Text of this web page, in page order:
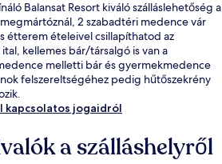
Balansat Resort kiváló szálláslehetőség a
2 szabadtéri medence vár
étterem ételeivel csillapíthatod az
kellemes bár/társalgó is van a
melletti bár és gyermekmedence
felszereltségéhez pedig hűtőszekrény
kapcsolatos jogaidról
a szálláshelyről